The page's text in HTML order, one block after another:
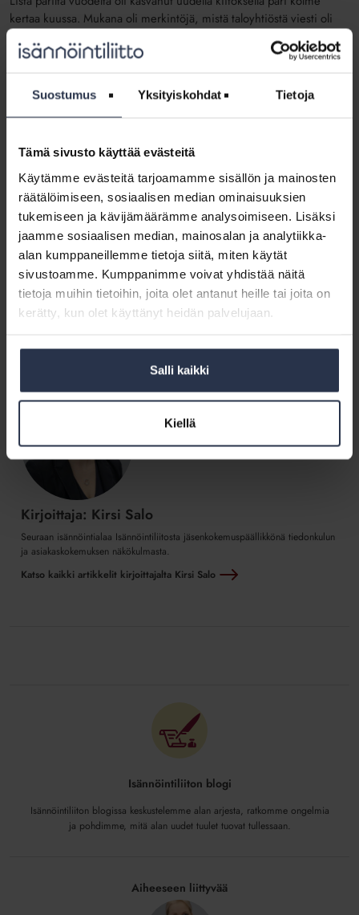
Suostumus Yksityiskohdat Tietoja
Tämä sivusto käyttää evästeitä
Käytämme evästeitä tarjoamamme sisällön ja mainosten
räätälöimiseen, sosiaalisen median ominaisuuksien
tukemiseen ja kävijämäärämme analysoimiseen. Lisäksi
jaamme sosiaalisen median, mainosalan ja analytiikka-
alan kumppaneillemme tietoja siitä, miten käytät
sivustoamme. Kumppanimme voivat yhdistää näitä
tietoja muihin tietoihin, joita olet antanut heille tai joita on
kerätty, kun olet käyttänyt heidän palvelujaan.
Salli kaikki
Kiellä
kertaa kuussa. Mukana oli merkintöjä, mistä taloyhtiöstä viesti oli
peräisin. Onnistumisten kirjaamisesta oli ollut jo hyötyäkin: yrittäjä
oli saanut niistä referenssejä potentiaalisille uusille asiakkaille.
onnistumisia. Se auttaa ottamaan virheistä opiksi ja välttämään
tulevia vaaroja. Työhyvinvoinnin ja motivaation kannalta on
Missä sinä onnistut työksesi?
Katso myös:Uskalla onnistua – uskalla epäonnistua! Vuorovaikutus
ja rohkeus menestyksen tekijöinä Isännöintipäivillä 12.9.2018 kello
15.50
Asiakastyytyväisyys Markkinointi
Kirjoittaja: Kirsi Salo
Seuraan isännöintialaa Isännöintiliitosta jäsenkokemuspäällikkönä tiedonkulun
ja asiakaskokemuksen näkökulmasta.
Katso kaikki artikkelit kirjoittajalta Kirsi Salo
Isännöintiliiton blogi
Isännöintiliiton blogissa keskustelemme alan arjesta, ratkomme ongelmia
ja pohdimme, mitä alan uudet tuulet tuovat tullessaan.
Aiheeseen liittyvää